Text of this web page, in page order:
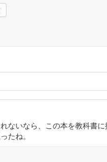
ないなら、この本を教科書
たね。